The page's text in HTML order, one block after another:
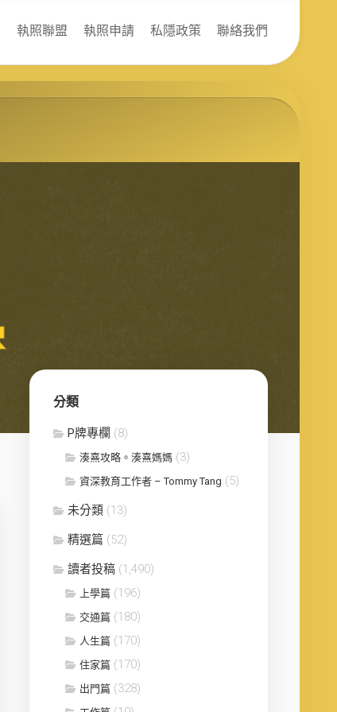
執照聯盟 執照申請 私隱政策 聯絡我們
分類
P牌專欄 (8)
湊熹攻略。湊熹媽媽 (3)
資深教育工作者 – Tommy Tang (5)
未分類 (13)
精選篇 (52)
讀者投稿 (1,490)
上學篇 (196)
交通篇 (180)
人生篇 (170)
住家篇 (170)
出門篇 (328)